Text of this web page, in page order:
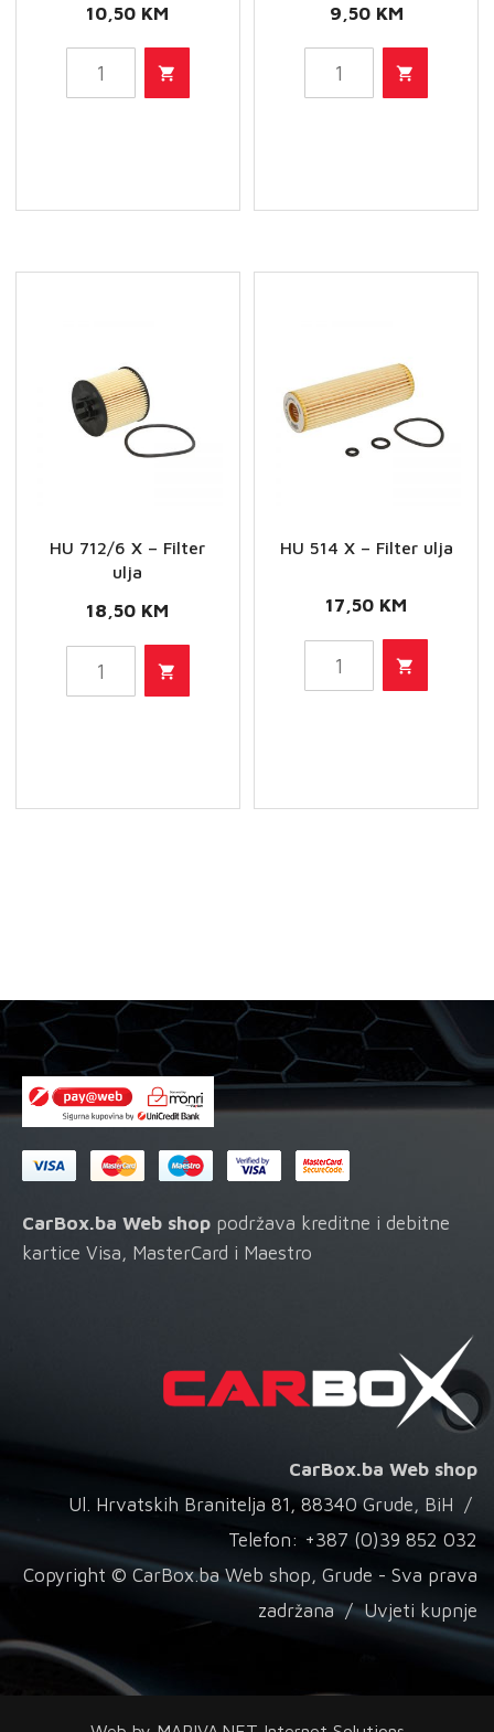
10,50 KM
718/1
Filter
količina
9,50 KM
712/8
Filter
količina
HU 712/6 X – Filter
ulja
18,50 KM
712/6
Filter
HU 514 X – Filter ulja
17,50 KM
514
CarBox.ba Web shop podržava kreditne i debitne
kartice Visa, MasterCard i Maestro
CarBox.ba Web shop
Ul. Hrvatskih Branitelja 81, 88340 Grude, BiH /
Telefon: +387 (0)39 852 032
Copyright © CarBox.ba Web shop, Grude - Sva prava
zadržana /Uvjeti kupnje